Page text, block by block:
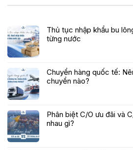
Thủ tục nhập khẩu bu
từng nước
Chuyển hàng quốc tế:
chuyển nào?
Phân biệt C/O ưu đãi và
nhau gì?